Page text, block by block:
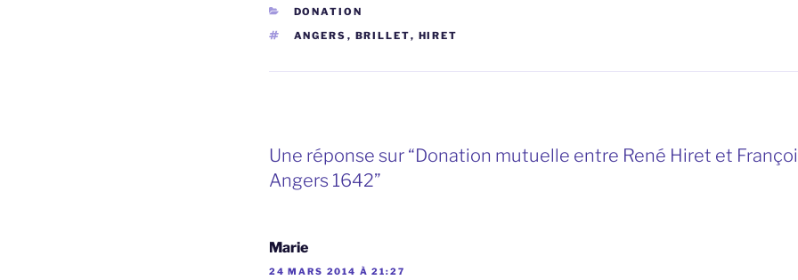
CATÉGORIES
DONATION
ÉTIQUETTES
ANGERS , BRILLET, HIRET
Une réponse sur “Donation mutuelle entre René Hiret et
Angers 1642”
Marie
24 MARS 2014 À 21:27